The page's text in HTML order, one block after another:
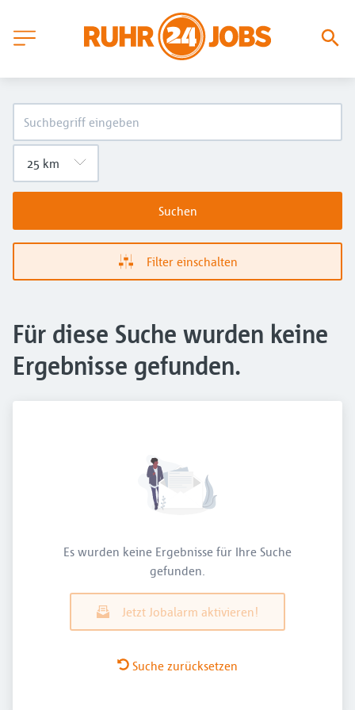
Suchen
Filter einschalten
Für diese Suche wurden keine
Ergebnisse gefunden.
Es wurden keine Ergebnisse für Ihre Suche
gefunden.
Jetzt Jobalarm aktivieren!
Suche zurücksetzen